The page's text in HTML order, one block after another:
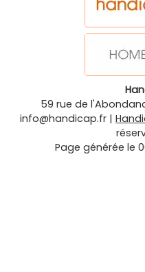
59 rue de
info@handicap.fr |
Page générée le